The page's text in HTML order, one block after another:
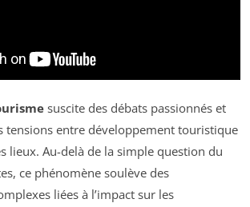
suscite des débats passionnés et
tensions entre développement touristique
lieux. Au-delà de la simple question du
ce phénomène soulève des
liées à l’impact sur les